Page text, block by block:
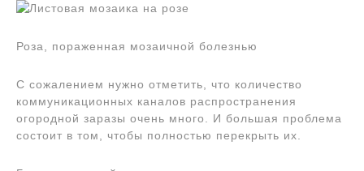
Роза, пораженная мозаичной болезнью
С сожалением нужно отметить, что количество
коммуникационных каналов распространения
огородной заразы очень много. И большая проблема
состоит в том, чтобы полностью перекрыть их.